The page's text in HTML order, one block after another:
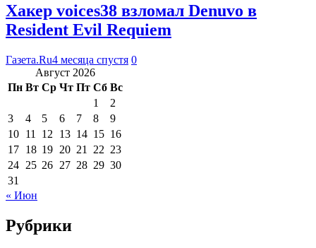
Хакер voices38 взломал Denuvo в
Resident Evil Requiem
Газета.Ru4 месяца спустя 0
Август 2026
Пн Вт Ср Чт Пт Сб Вс
1
2
3
4 5 6 7 8
9
10 11 12 13 14 15 16
17 18 19 20 21 22 23
24 25 26 27 28 29 30
31
« Июн
Рубрики